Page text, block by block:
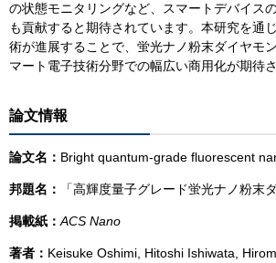
の状態モニタリングなど、スマートデバイス
も貢献すると期待されています。本研究を通
術が進展することで、蛍光ナノ粉末ダイヤモ
マート電子技術分野での幅広い商用化が期待さ
論文情報
論文名： Bright quantum-grade fluorescent
邦題名： 「高輝度量子グレード蛍光ナノ粉末
掲載紙： ACS Nano
著者： Keisuke Oshimi, Hitoshi Ishiwata,